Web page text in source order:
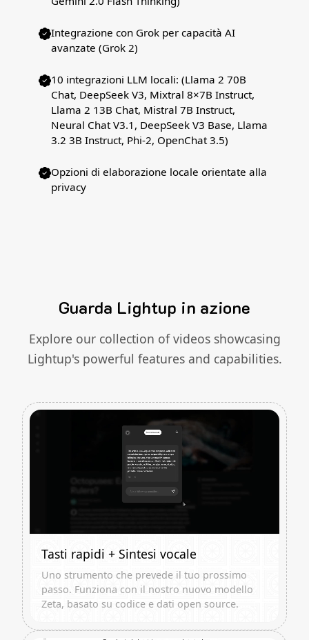
Integrazione con Grok per capacità AI
avanzate (Grok 2)
10 integrazioni LLM locali: (Llama 2 70B
Chat, DeepSeek V3, Mixtral 8×7B Instruct,
Llama 2 13B Chat, Mistral 7B Instruct,
Neural Chat V3.1, DeepSeek V3 Base, Llama
3.2 3B Instruct, Phi-2, OpenChat 3.5)
Opzioni di elaborazione locale orientate alla
privacy
Guarda Lightup in azione
Explore our collection of videos showcasing
Lightup's powerful features and capabilities.
Tasti rapidi + Sintesi vocale
Uno strumento che prevede il tuo prossimo
passo. Funziona con il nostro nuovo modello
Zeta, basato su codice e dati open source.